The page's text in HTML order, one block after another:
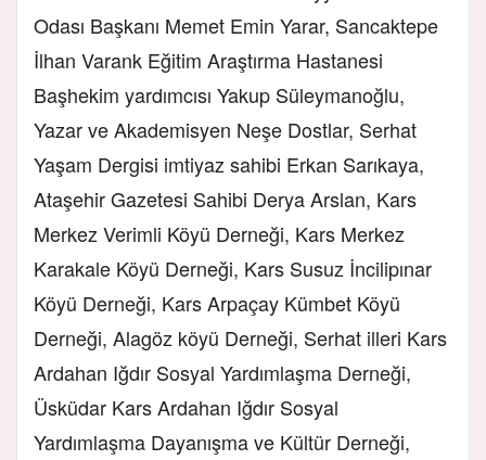
Odası Başkanı Memet Emin Yarar, Sancaktepe
İlhan Varank Eğitim Araştırma Hastanesi
Başhekim yardımcısı Yakup Süleymanoğlu,
Yazar ve Akademisyen Neşe Dostlar, Serhat
Yaşam Dergisi imtiyaz sahibi Erkan Sarıkaya,
Ataşehir Gazetesi Sahibi Derya Arslan, Kars
Merkez Verimli Köyü Derneği, Kars Merkez
Karakale Köyü Derneği, Kars Susuz İncilipınar
Köyü Derneği, Kars Arpaçay Kümbet Köyü
Derneği, Alagöz köyü Derneği, Serhat illeri Kars
Ardahan Iğdır Sosyal Yardımlaşma Derneği,
Üsküdar Kars Ardahan Iğdır Sosyal
Yardımlaşma Dayanışma ve Kültür Derneği,